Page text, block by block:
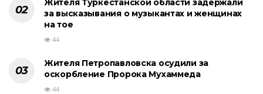
Жителя Туркестанской области задержали
за высказывания о музыкантах и женщинах
на тое
44
Жителя Петропавловска осудили за
оскорбление Пророка Мухаммеда
44